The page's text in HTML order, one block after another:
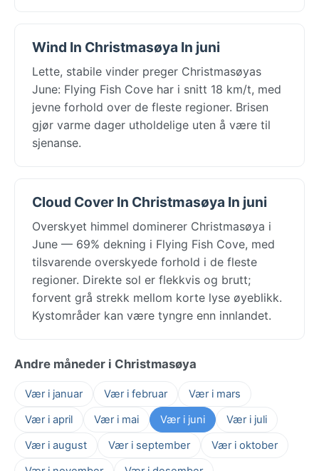
Wind In Christmasøya In juni
Lette, stabile vinder preger Christmasøyas
June: Flying Fish Cove har i snitt 18 km/t, med
jevne forhold over de fleste regioner. Brisen
gjør varme dager utholdelige uten å være til
sjenanse.
Cloud Cover In Christmasøya In juni
Overskyet himmel dominerer Christmasøya i
June — 69% dekning i Flying Fish Cove, med
tilsvarende overskyede forhold i de fleste
regioner. Direkte sol er flekkvis og brutt;
forvent grå strekk mellom korte lyse øyeblikk.
Kystområder kan være tyngre enn innlandet.
Andre måneder i Christmasøya
Vær i januar Vær i februar
Vær i mars
Vær i april
Vær i mai Vær i juni
Vær i juli
Vær i august
Vær i september
Vær i oktober